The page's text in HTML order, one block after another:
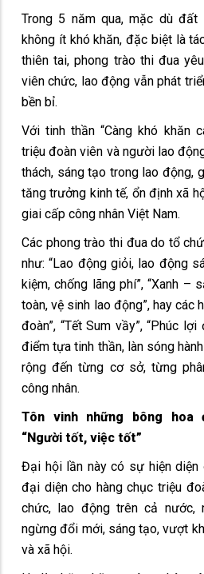
Trong 5 năm qua, mặc dù
không ít khó khăn, đặc biệt là
thiên tai, phong trào thi đua
viên chức, lao động vẫn phát
bền bỉ.
Với tinh thần “Càng khó khăn
triệu đoàn viên và người lao
thách, sáng tạo trong lao động,
tăng trưởng kinh tế, ổn định xã
giai cấp công nhân Việt Nam.
Các phong trào thi đua do tổ
như: “Lao động giỏi, lao động
kiệm, chống lãng phí”, “Xanh –
toàn, vệ sinh lao động”, hay các
đoàn”, “Tết Sum vầy”, “Phúc
điểm tựa tinh thần, làn sóng
rộng đến từng cơ sở, từng
công nhân.
Tôn vinh những bông hoa
“Người tốt, việc tốt”
Đại hội lần này có sự hiện
đại diện cho hàng chục triệu
chức, lao động trên cả nước,
ngừng đổi mới, sáng tạo, vượt
và xã hội.